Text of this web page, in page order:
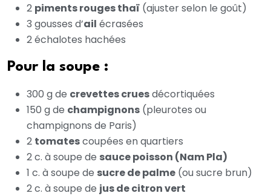
2 piments rouges thaï (ajuster selon le goût)
3 gousses d’ail écrasées
2 échalotes hachées
Pour la soupe :
300 g de crevettes cruesdécortiquées
150 g de champignons (pleurotes ou
champignons de Paris)
2 tomatescoupées en quartiers
2 c. à soupe de sauce poisson (Nam Pla)
1 c. à soupe de sucre de palme (ou sucre brun)
2 c. à soupe de jus de citron vert